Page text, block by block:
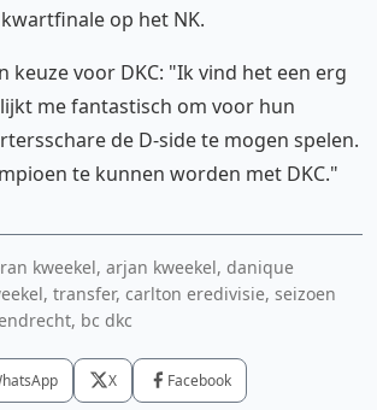
op het NK.
keuze voor DKC: "Ik vind het een erg
me fantastisch om voor hun
de D-side te mogen spelen.
te kunnen worden met DKC."
kweekel, arjan kweekel, danique
transfer, carlton eredivisie, seizoen
bc dkc
X Facebook